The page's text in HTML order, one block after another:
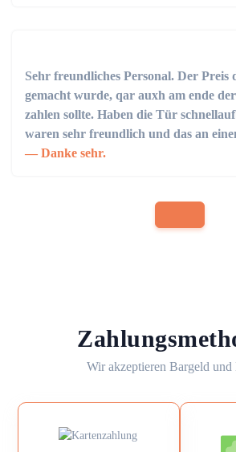
Sehr freundliches Personal. Der Preis
gemacht wurde, qar auxh am ende
zahlen sollte. Haben die Tür
waren sehr freundlich und das an
Danke sehr.
Wir akzeptieren Bargeld und